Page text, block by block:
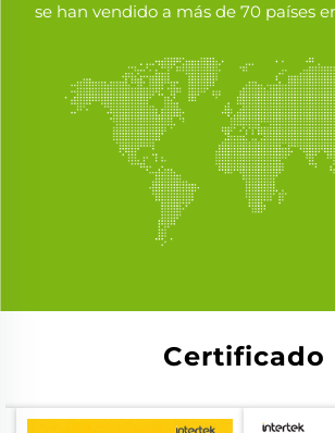
se han vendido a más de 70 países
Certificado